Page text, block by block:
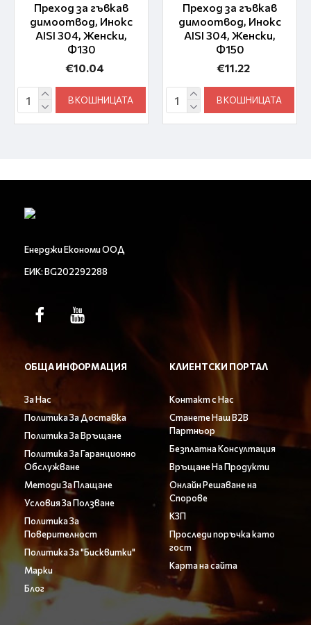
Преход за гъвкав
димоотвод, Инокс
AISI 304, Женски,
Ф130
€10.04
В КОШНИЦАТА
Преход за гъвкав
димоотвод, Инокс
AISI 304, Женски,
Ф150
€11.22
В КОШНИЦАТА
Енерджи Економи ООД
ЕИК: BG202292288
ОБЩА ИНФОРМАЦИЯ
За Нас
Политика За Доставка
Политика За Връщане
Политика За Гаранционно
Обслужване
Методи За Плащане
Условия За Ползване
Политика За
Поверителност
Политика За "Бисквитки"
Марки
Блог
КЛИЕНТСКИ ПОРТАЛ
Контакт с Нас
Станете Наш B2B
Партньор
Безплатна Консултация
Връщане На Продукти
Онлайн Решаване на
Спорове
КЗП
Проследи поръчка като
гост
Карта на сайта